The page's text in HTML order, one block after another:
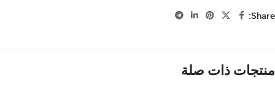
Share:
منتجات ذات صلة